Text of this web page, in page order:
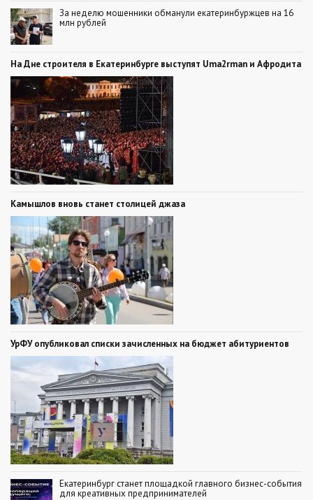
За неделю мошенники обманули екатеринбуржцев на 16
млн рублей
На Дне строителя в Екатеринбурге выступят Uma2rman и Афродита
Камышлов вновь станет столицей джаза
УрФУ опубликовал списки зачисленных на бюджет абитуриентов
Екатеринбург станет площадкой главного бизнес-события
для креативных предпринимателей